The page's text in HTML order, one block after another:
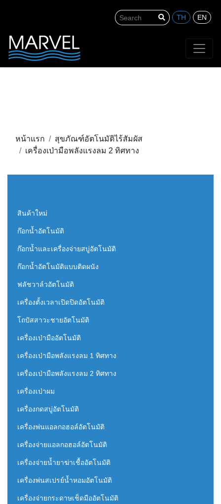
Search
TH EN
หน้าแรก
สุขภัณฑ์อัตโนมัติไร้สัมผัส
เครื่องเป่ามือพลังแรงลม 2 ทิศทาง
สินค้าใหม่
ก๊อกน้ำอัตโนมัติ
ก๊อกน้ำและเครื่องจ่ายสบู่อัตโนมัติ
ก๊อกน้ำอัตโนมัติแบบติดผนัง
ฟลัชวาล์วอัตโนมัติ
เครื่องตั้งเวลาเปิดปิดอัตโนมัติ
โถปัสสาวะชายอัตโนมัติ
เครื่องเป่ามืออัตโนมัติ
เครื่องเป่ามือพลังแรงลม 1 ทิศทาง
เครื่องเป่ามือพลังแรงลม 2 ทิศทาง
เครื่องเป่าผม
เครื่องกดสบู่อัตโนมัติ
เครื่องพ่นแอลกอฮอล์อัตโนมัติ
เครื่องจ่ายแอลกอฮอล์อัตโนมัติ
เครื่องจ่ายน้ำยาฆ่าเชื้ออัตโนมัติ
เครื่องพ่นสเปรย์น้ำหอมอัตโนมัติ
เครื่องจ่ายกระดาษเช็ดมืออัตโนมัติ